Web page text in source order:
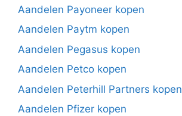
Aandelen Payoneer kopen
Aandelen Paytm kopen
Aandelen Pegasus kopen
Aandelen Petco kopen
Aandelen Peterhill Partners kopen
Aandelen Pfizer kopen